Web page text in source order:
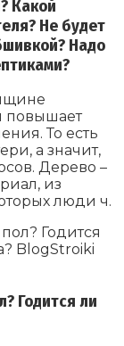
Какой
Не будет
Надо
повышает
То есть
а значит,
Дерево –
из
люди ч.
Годится ли